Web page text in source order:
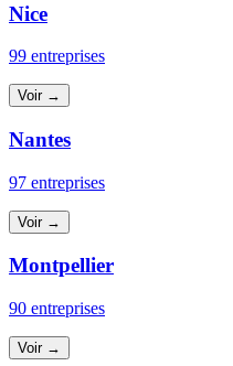
Nice
99 entreprises
Voir →
Nantes
97 entreprises
Voir →
Montpellier
90 entreprises
Voir →